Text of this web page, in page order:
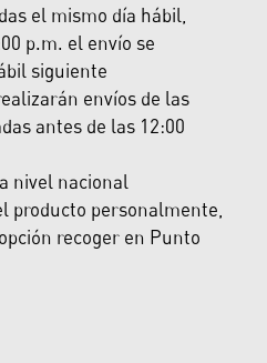
el mismo día hábil,
p.m. el envío se
siguiente
envíos de las
antes de las 12:00
nivel nacional
producto personalmente,
recoger en Punto